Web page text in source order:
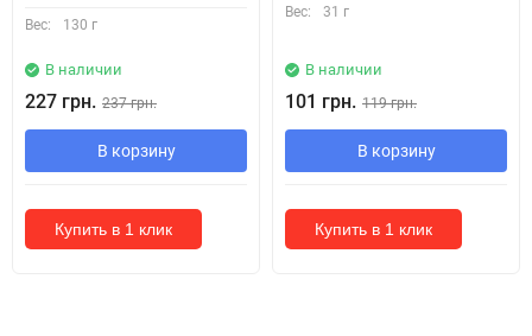
Вес: 130 г
В наличии
227 грн. 237 грн.
В корзину
Купить в 1 клик
Вес: 31 г
В наличии
101 грн. 119 грн.
В корзину
Купить в 1 клик